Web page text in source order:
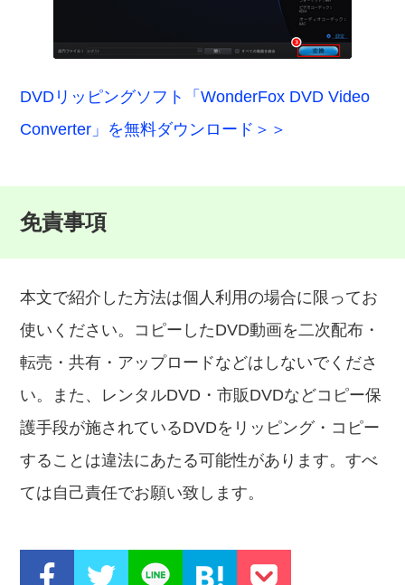
DVDリッピングソフト「WonderFox DVD Video
Converter」を無料ダウンロード＞＞
免責事項
本文で紹介した方法は個人利用の場合に限ってお
使いください。コピーしたDVD動画を二次配布・
転売・共有・アップロードなどはしないでくださ
い。また、レンタルDVD・市販DVDなどコピー保
護手段が施されているDVDをリッピング・コピー
することは違法にあたる可能性があります。すべ
ては自己責任でお願い致します。